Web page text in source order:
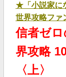
★「小説家に
世界攻略ファ
信者ゼ
界攻略
〈上〉